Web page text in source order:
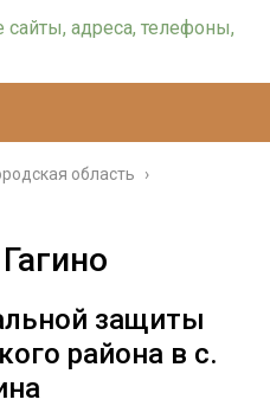
область ›
защиты
района в с.